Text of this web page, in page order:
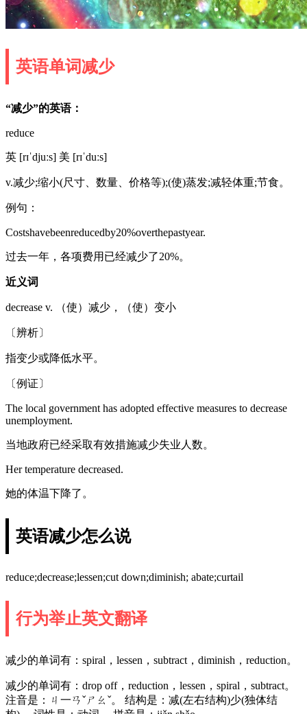
英语单词减少
“减少”的英语：
reduce
英 [rɪˈdjuːs] 美 [rɪˈduːs]
v.减少;缩小(尺寸、数量、价格等);(使)蒸发;减轻体重;节食。
例句：
Costshavebeenreducedby20%overthepastyear.
过去一年，各项费用已经减少了20%。
近义词
decrease v. （使）减少，（使）变小
〔辨析〕
指变少或降低水平。
〔例证〕
The local government has adopted effective measures to decrease
unemployment.
当地政府已经采取有效措施减少失业人数。
Her temperature decreased.
她的体温下降了。
英语减少怎么说
reduce;decrease;lessen;cut down;diminish; abate;curtail
行为举止英文翻译
减少的单词有：spiral，lessen，subtract，diminish，reduction。
减少的单词有：drop off，reduction，lessen，spiral，subtract。
注音是：ㄐ一ㄢˇㄕㄠˇ。 结构是：减(左右结构)少(独体结